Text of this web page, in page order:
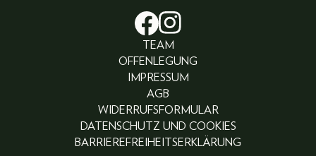
TEAM
OFFENLEGUNG
IMPRESSUM
AGB
WIDERRUFSFORMULAR
DATENSCHUTZ UND COOKIES
BARRIEREFREIHEITSERKLÄRUNG